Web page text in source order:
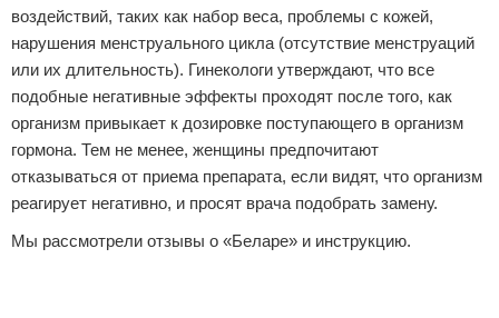
воздействий, таких как набор веса, проблемы с кожей,
нарушения менструального цикла (отсутствие менструаций
или их длительность). Гинекологи утверждают, что все
подобные негативные эффекты проходят после того, как
организм привыкает к дозировке поступающего в организм
гормона. Тем не менее, женщины предпочитают
отказываться от приема препарата, если видят, что организм
реагирует негативно, и просят врача подобрать замену.
Мы рассмотрели отзывы о «Беларе» и инструкцию.